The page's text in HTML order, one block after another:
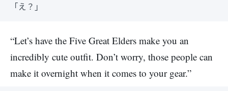
「え？」
“Let’s have the Five Great Elders make you an
incredibly cute outfit. Don’t worry, those people can
make it overnight when it comes to your gear.”